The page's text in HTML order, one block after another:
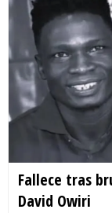
Fallece tras
David Owiri